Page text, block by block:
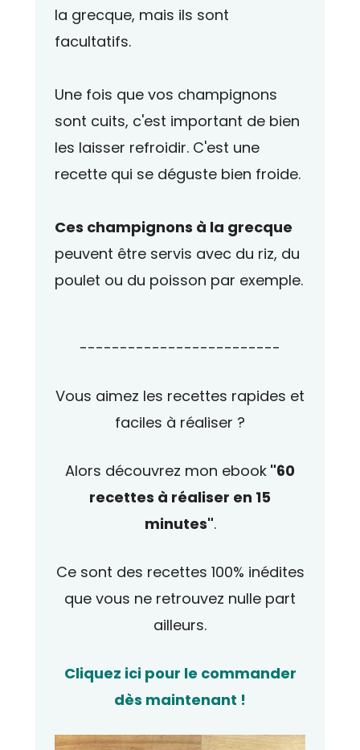
la grecque, mais ils sont
facultatifs.
Une fois que vos champignons
sont cuits, c'est important de bien
les laisser refroidir. C'est une
recette qui se déguste bien froide.
Ces champignons à la grecque
peuvent être servis avec du riz, du
poulet ou du poisson par exemple.
-------------------------
Vous aimez les recettes rapides et
faciles à réaliser ?
Alors découvrez mon ebook "60
recettes à réaliser en 15
minutes".
Ce sont des recettes 100% inédites
que vous ne retrouvez nulle part
ailleurs.
Cliquez ici pour le commander
dès maintenant !